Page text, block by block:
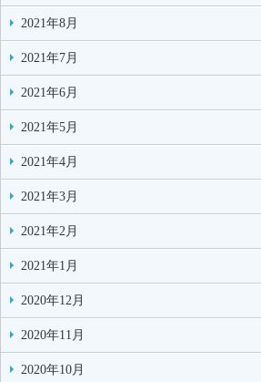
2021年8月
2021年7月
2021年6月
2021年5月
2021年4月
2021年3月
2021年2月
2021年1月
2020年12月
2020年11月
2020年10月